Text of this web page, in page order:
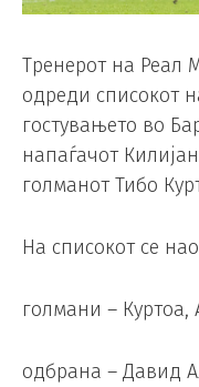
Тренерот на Реал
одреди списокот
гостувањето во
напаѓачот
голманот Тибо
На списокот се
голмани – Куртоа,
одбрана – Давид